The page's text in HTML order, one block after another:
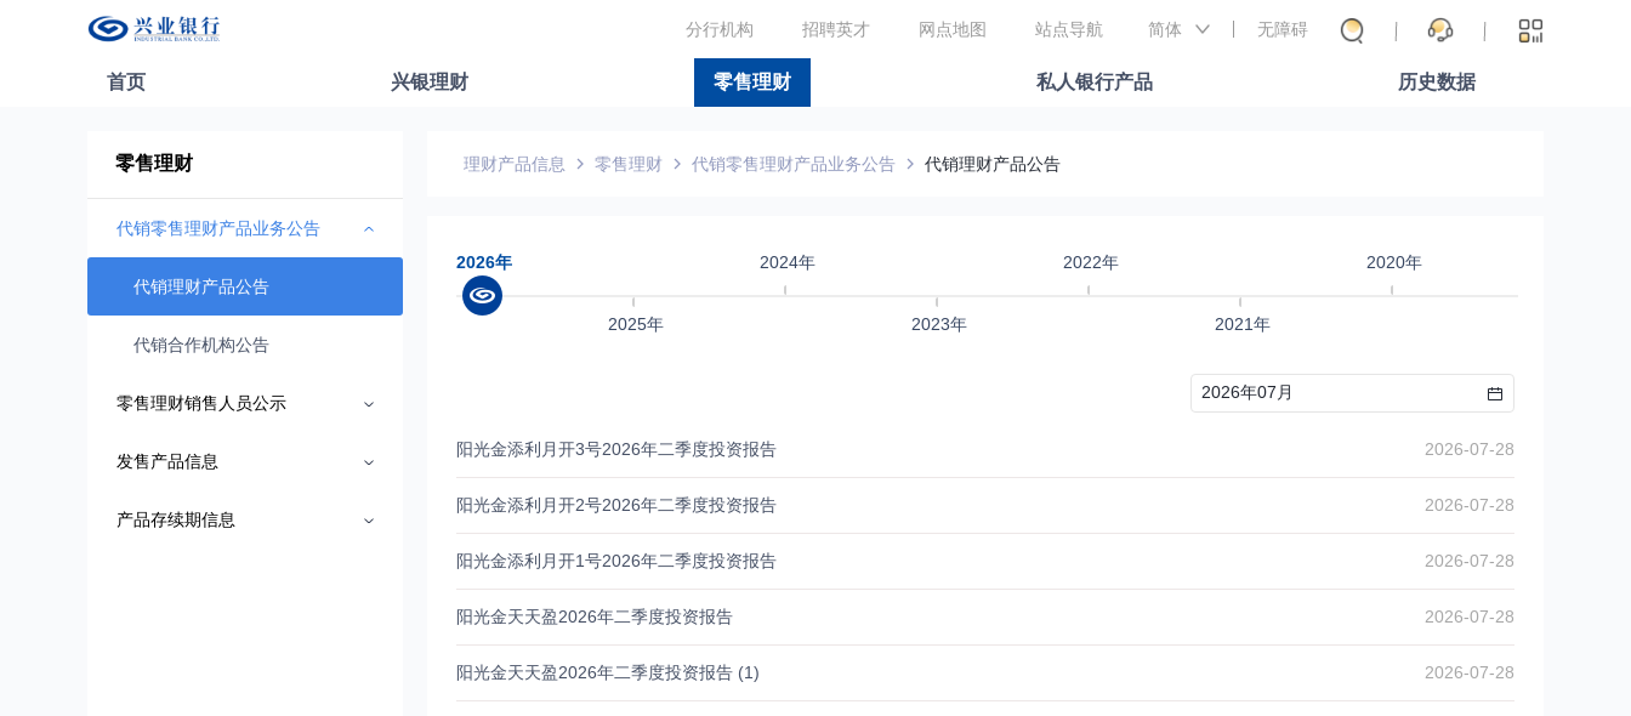
分行机构 招聘英才 网点地图 站点导航 简体 无障碍
首页 兴银理财 零售理财 私人银行产品 历史数据
零售理财
代销零售理财产品业务公告
代销理财产品公告
代销合作机构公告
零售理财销售人员公示
发售产品信息
产品存续期信息
理财产品信息 零售理财 代销零售理财产品业务公告 代销理财产品公告
2026年
2025年
2024年
2023年
2022年
2021年
2020年
阳光金添利月开3号2026年二季度投资报告 2026-07-28
阳光金添利月开2号2026年二季度投资报告 2026-07-28
阳光金添利月开1号2026年二季度投资报告 2026-07-28
阳光金天天盈2026年二季度投资报告 2026-07-28
阳光金天天盈2026年二季度投资报告 (1) 2026-07-28